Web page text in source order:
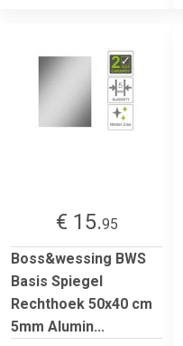
€ 15.95
Boss&wessing BWS
Basis Spiegel
Rechthoek 50x40 cm
5mm Alumin...